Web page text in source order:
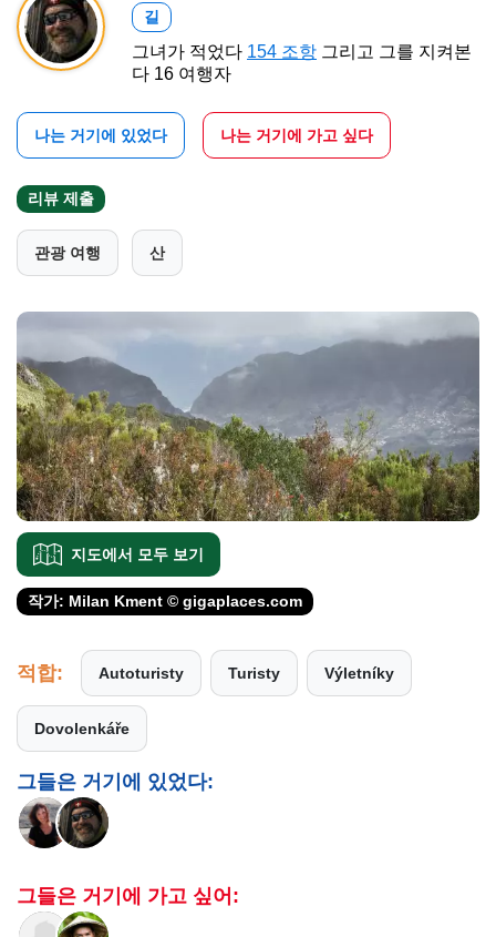
길
그녀가 적었다 154 조항 그리고 그를 지켜본
다 16 여행자
나는 거기에 있었다 나는 거기에 가고 싶다
리뷰 제출
관광 여행 산
지도에서 모두 보기
작가: Milan Kment © gigaplaces.com
적합: Autoturisty Turisty Výletníky
Dovolenkáře
그들은 거기에 있었다:
그들은 거기에 가고 싶어: